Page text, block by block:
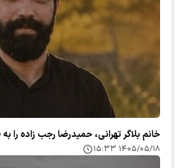
خانم بلاگر تهرانی، حمیدرضا رجب زاده را
۱۴۰۵/۰۵/۱۸ ۱۵:۳۳